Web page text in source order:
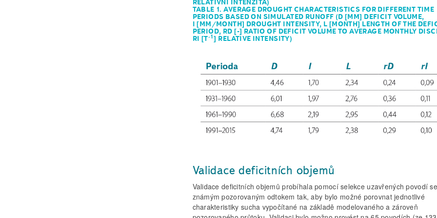
RELATIVNÍ INTENZITA)
TABLE 1. AVERAGE DROUGHT CHARACTERISTICS FOR DIFFERENT TIME
PERIODS BASED ON SIMULATED RUNOFF (D [MM] DEFICIT VOLUME,
I [MM/MONTH] DROUGHT INTENSITY, L [MONTH] LENGTH OF THE
PERIOD, RD [-] RATIO OF DEFICIT VOLUME TO AVERAGE MONTHLY
RI [T-1] RELATIVE INTENSITY)
Validace deficitních objemů
Validace deficitních objemů probíhala pomocí selekce uzavřených povodí se
známým pozorovaným odtokem tak, aby bylo možné porovnat jednotlivé
charakteristiky sucha vypočítané na základě modelovaného a zároveň